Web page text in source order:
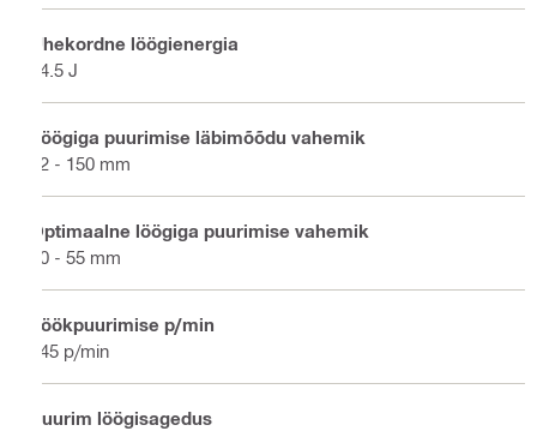
Ühekordne löögienergia
14.5 J
Löögiga puurimise läbimõõdu vahemik
12 - 150 mm
Optimaalne löögiga puurimise vahemik
20 - 55 mm
Löökpuurimise p/min
245 p/min
Suurim löögisagedus